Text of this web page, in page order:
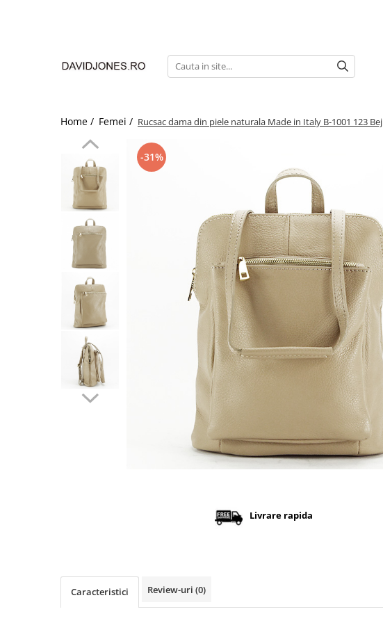
Camasi si topuri
Cizme si botine
Mocasini si balerini
Home / Femei / Rucsac dama din piele naturala Made in Italy B-1001 123 Bej
-31%
Livrare rapida
Caracteristici Review-uri (0)